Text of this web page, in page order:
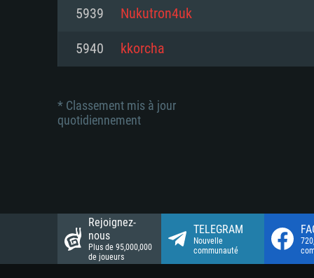
Disque dur: 62,2 Go (client
5939 Nukutron4uk
5940 kkorcha
* Classement mis à jour
quotidiennement
Rejoignez-
nous
Plus de 95,000,000
de joueurs
TELEGRAM
Nouvelle
communauté